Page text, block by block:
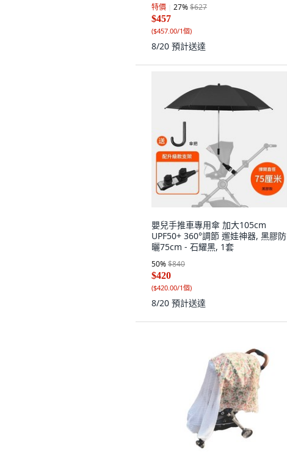
特價 27%$627
$457
($457.00/1個)
8/20 預計送達
嬰兒手推車專用傘 加大105cm
UPF50+ 360°調節 遛娃神器, 黑膠防
曬75cm - 石耀黑, 1套
50%$840
$420
($420.00/1個)
8/20 預計送達